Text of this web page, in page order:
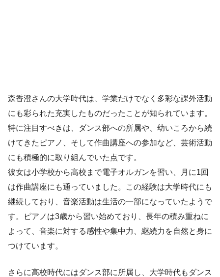
森香澄さんの大学時代は、学業だけでなく多彩な課外活動
にも彩られた充実したものだったことが知られています。
特に注目すべきは、ダンス部への所属や、幼いころから続
けてきたピアノ、そして作曲講座への参加など、芸術活動
にも積極的に取り組んでいた点です。
彼女は小学校から高校まで電子オルガンを習い、月に1回
は作曲講座にも通っていました。この経験は大学時代にも
継続しており、音楽活動は生活の一部になっていたようで
す。ピアノは3歳から習い始めており、長年の積み重ねに
よって、音楽に対する感性や集中力、継続力を自然と身に
つけています。
さらに高校時代にはダンス部に所属し、大学時代もダンス